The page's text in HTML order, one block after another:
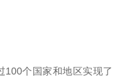
100个国家和地区实现了